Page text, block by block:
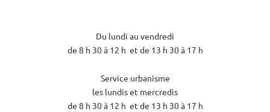
Du lundi au vendredi
de 8 h 30 à 12 h et de 13 h 30 à 17 h
Service urbanisme
les lundis et mercredis
de 8 h 30 à 12 h et de 13 h 30 à 17 h